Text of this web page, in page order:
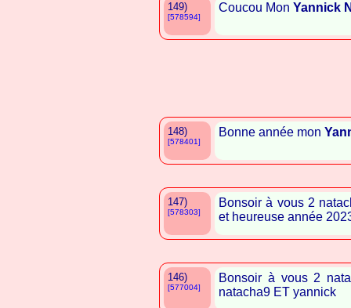
149)
[578594]
Coucou Mon Yannick
148)
[578401]
Bonne année mon
147)
[578303]
Bonsoir à vous 2
et heureuse année
146)
[577004]
Bonsoir à vous 2
natacha9 ET yannick